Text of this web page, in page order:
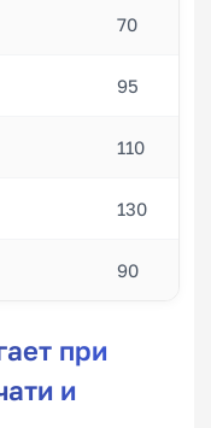
70
95
110
130
90
при
и